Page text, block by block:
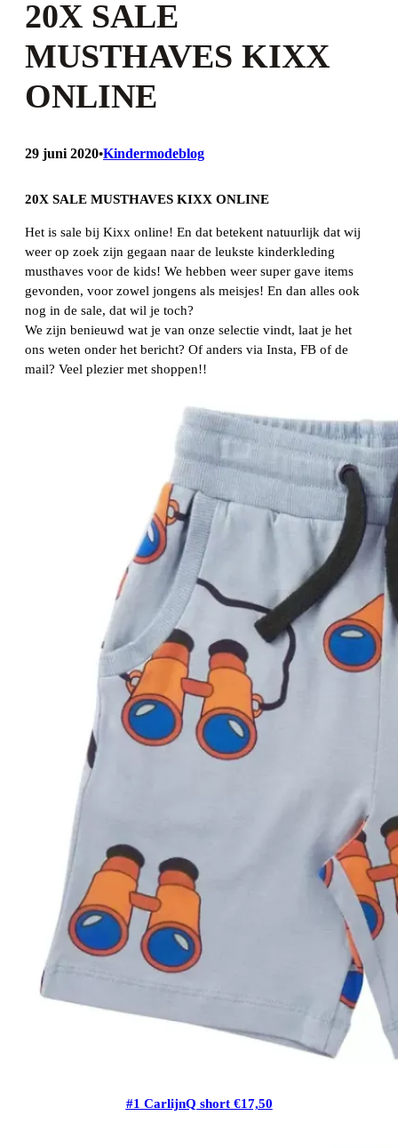
20X SALE
MUSTHAVES KIXX
ONLINE
29 juni 2020•Kindermodeblog
20X SALE MUSTHAVES KIXX ONLINE
Het is sale bij Kixx online! En dat betekent natuurlijk dat wij
weer op zoek zijn gegaan naar de leukste kinderkleding
musthaves voor de kids! We hebben weer super gave items
gevonden, voor zowel jongens als meisjes! En dan alles ook
nog in de sale, dat wil je toch?
We zijn benieuwd wat je van onze selectie vindt, laat je het
ons weten onder het bericht? Of anders via Insta, FB of de
mail? Veel plezier met shoppen!!
#1 CarlijnQ short €17,50